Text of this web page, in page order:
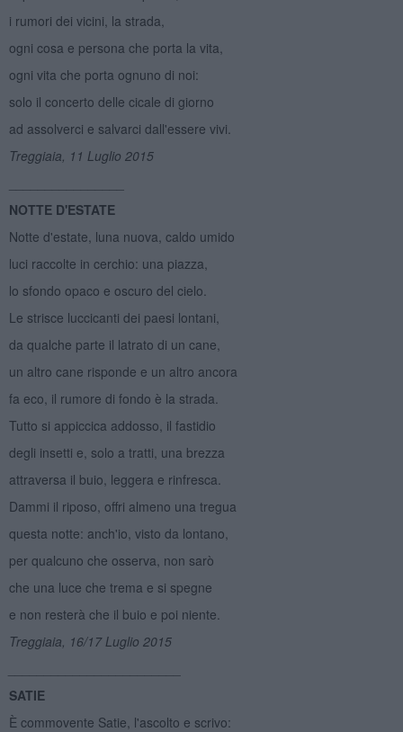
i rumori dei vicini, la strada,
ogni cosa e persona che porta la vita,
ogni vita che porta ognuno di noi:
solo il concerto delle cicale di giorno
ad assolverci e salvarci dall'essere vivi.
Treggiaia, 11 Luglio 2015
NOTTE D'ESTATE
Notte d'estate, luna nuova, caldo umido
luci raccolte in cerchio: una piazza,
lo sfondo opaco e oscuro del cielo.
Le strisce luccicanti dei paesi lontani,
da qualche parte il latrato di un cane,
un altro cane risponde e un altro ancora
fa eco, il rumore di fondo è la strada.
Tutto si appiccica addosso, il fastidio
degli insetti e, solo a tratti, una brezza
attraversa il buio, leggera e rinfresca.
Dammi il riposo, offri almeno una tregua
questa notte: anch'io, visto da lontano,
per qualcuno che osserva, non sarò
che una luce che trema e si spegne
e non resterà che il buio e poi niente.
Treggiaia, 16/17 Luglio 2015
SATIE
È commovente Satie, l'ascolto e scrivo: